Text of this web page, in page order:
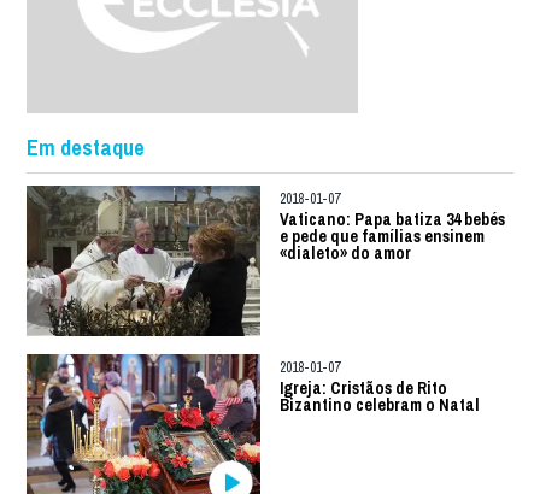
Em destaque
2018-01-07
Vaticano: Papa batiza 34 bebés
e pede que famílias ensinem
«dialeto» do amor
2018-01-07
Igreja: Cristãos de Rito
Bizantino celebram o Natal